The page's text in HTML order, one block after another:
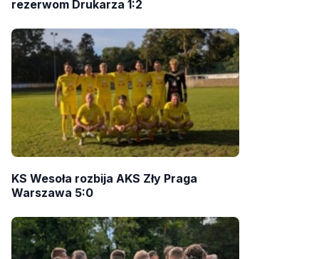
rezerwom Drukarza 1:2
KS Wesoła rozbija AKS Zły Praga
Warszawa 5:0